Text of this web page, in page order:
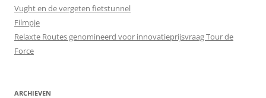
Vught en de vergeten fietstunnel
Filmpje
Relaxte Routes genomineerd voor innovatieprijsvraag Tour de
Force
ARCHIEVEN